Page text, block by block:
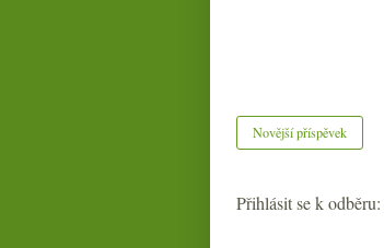
Novější příspěvek
Přihlásit se k odběru: